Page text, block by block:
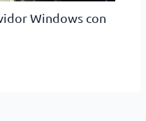
Windows con